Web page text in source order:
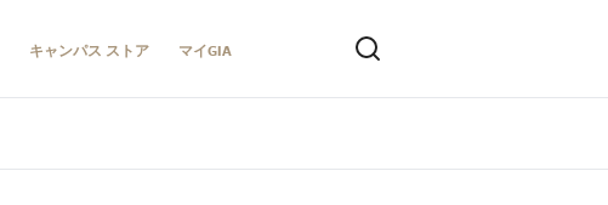
キャンパス ストア マイGIA